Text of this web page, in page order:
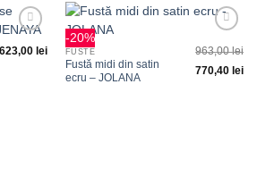
la
lei
-20%
la
FUSTE
Fustă midi din satin
ecru – JOLANA
963,00lei
770,40 lei